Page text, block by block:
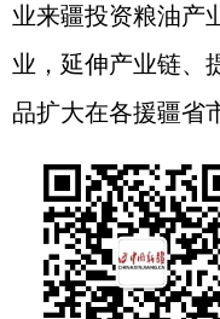
业来疆投资粮油产
业，延伸产业链、
品扩大在各援疆省